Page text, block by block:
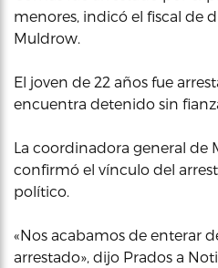
menores, indicó el fiscal de
Muldrow.
El joven de 22 años fue
encuentra detenido sin
La coordinadora general de
confirmó el vínculo del
político.
«Nos acabamos de enterar
arrestado», dijo Prados a